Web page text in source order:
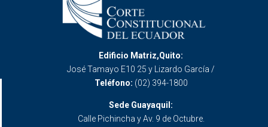
Edificio Matriz,Quito:
José Tamayo E10 25 y Lizardo García /
Teléfono: (02) 394-1800
Sede Guayaquil:
Calle Pichincha y Av. 9 de Octubre.